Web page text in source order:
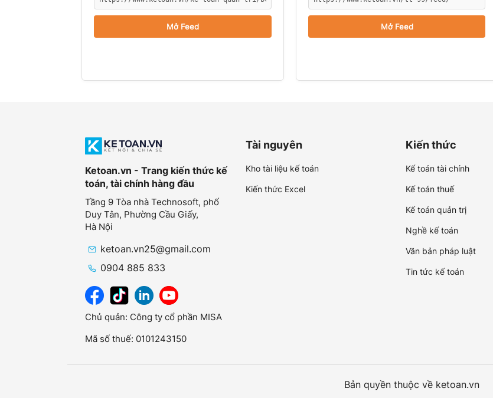
Mở Feed Mở Feed
Ketoan.vn - Trang kiến thức kế
toán, tài chính hàng đầu
Tầng 9 Tòa nhà Technosoft, phố
Duy Tân, Phường Cầu Giấy,
Hà Nội
ketoan.vn25@gmail.com
0904 885 833
Chủ quản: Công ty cổ phần MISA
Mã số thuế: 0101243150
Tài nguyên
Kho tài liệu kế toán
Kiến thức Excel
Kiến thức
Kế toán tài chính
Kế toán thuế
Kế toán quản trị
Nghề kế toán
Văn bản pháp luật
Tin tức kế toán
Bản quyền thuộc về ketoan.vn